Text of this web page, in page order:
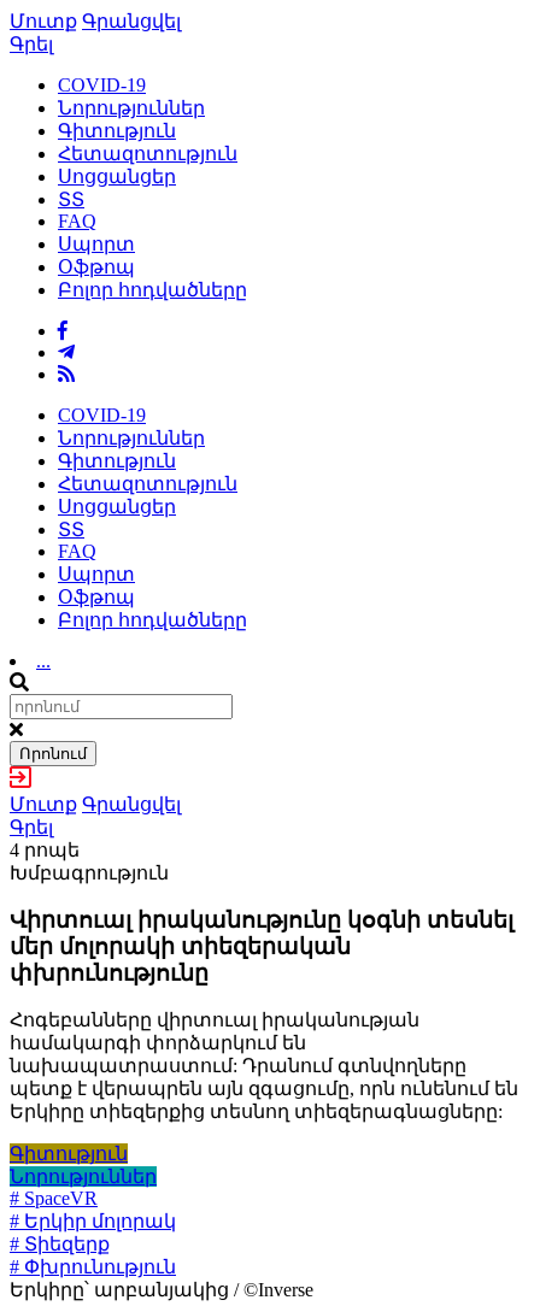
Մուտք Գրանցվել
Գրել
COVID-19
Նորություններ
Գիտություն
Հետազոտություն
Սոցցանցեր
ՏՏ
FAQ
Սպորտ
Օֆթոպ
Բոլոր հոդվածները
COVID-19
Նորություններ
Գիտություն
Հետազոտություն
Սոցցանցեր
ՏՏ
FAQ
Սպորտ
Օֆթոպ
Բոլոր հոդվածները
...
Որոնում
Մուտք Գրանցվել
Գրել
4 րոպե
Խմբագրություն
Վիրտուալ իրականությունը կօգնի տեսնել
մեր մոլորակի տիեզերական
փխրունությունը
Հոգեբանները վիրտուալ իրականության
համակարգի փորձարկում են
նախապատրաստում: Դրանում գտնվողները
պետք է վերապրեն այն զգացումը, որն ունենում են
Երկիրը տիեզերքից տեսնող տիեզերագնացները:
Գիտություն
Նորություններ
# SpaceVR
# Երկիր մոլորակ
# Տիեզերք
# Փխրունություն
Երկիրը՝ արբանյակից / ©Inverse